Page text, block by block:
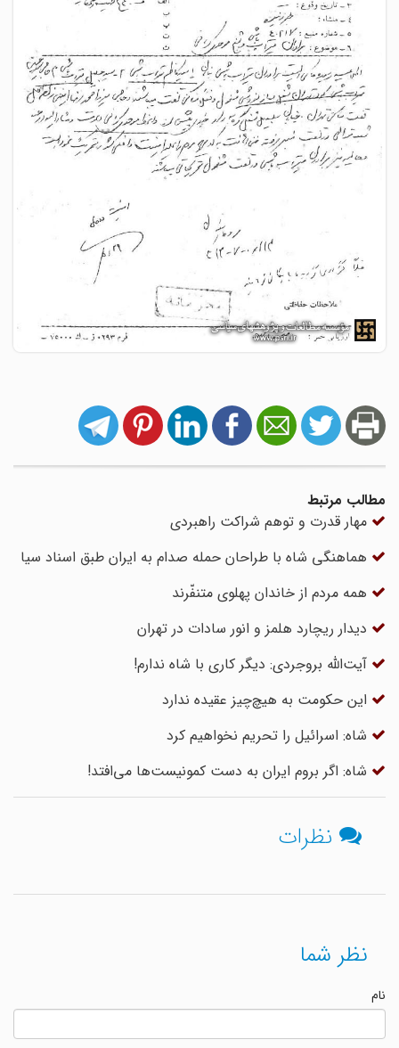
مطالب مرتبط
مهار قدرت و توهم شراکت راهبردی
هماهنگی شاه با طراحان حمله صدام به ایران طبق اسناد سیا
همه مردم از خاندان پهلوی متنفّرند
دیدار ریچارد هلمز و انور سادات در تهران
آیت‌الله بروجردی: دیگر کاری با شاه ندارم!
این حکومت به هیچ‌چیز عقیده ندارد
شاه: اسرائیل را تحریم نخواهیم کرد
شاه: اگر بروم ایران به دست کمونیست‌ها می‌افتد!
نظرات
نظر شما